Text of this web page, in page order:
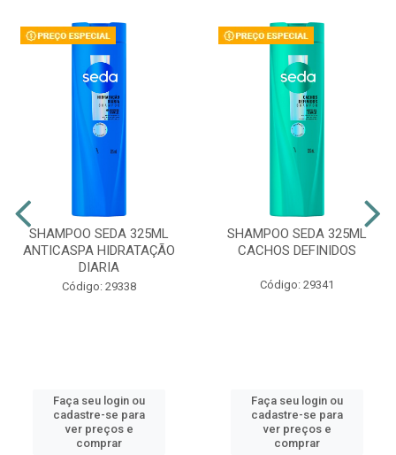
SHAMPOO SEDA 325ML
ANTICASPA HIDRATAÇÃO
DIARIA
Código: 29338
Faça seu login ou
cadastre-se para
ver preços e
comprar
SHAMPOO SEDA 325ML
CACHOS DEFINIDOS
Código: 29341
Faça seu login ou
cadastre-se para
ver preços e
comprar